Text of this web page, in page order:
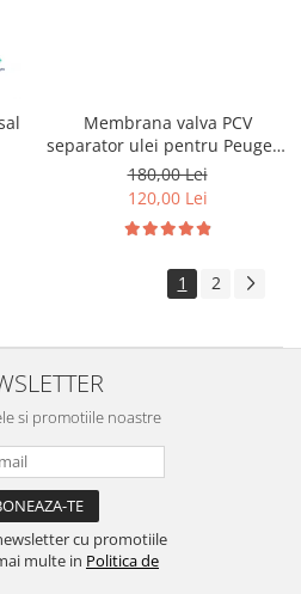
Membrana valva PCV
separator ulei pentru Peugeot
1.6 HDI
180,00 Lei
120,00 Lei
1 2
si promotiile noastre
cu promotiile
multe in Politica de